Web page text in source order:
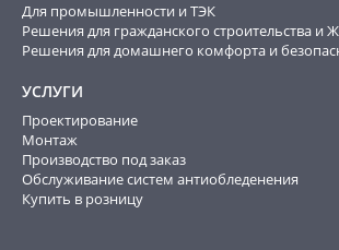
Для промышленности и ТЭК
Решения для гражданского строительства и
Решения для домашнего комфорта и
УСЛУГИ
Проектирование
Монтаж
Производство под заказ
Обслуживание систем антиобледенения
Купить в розницу